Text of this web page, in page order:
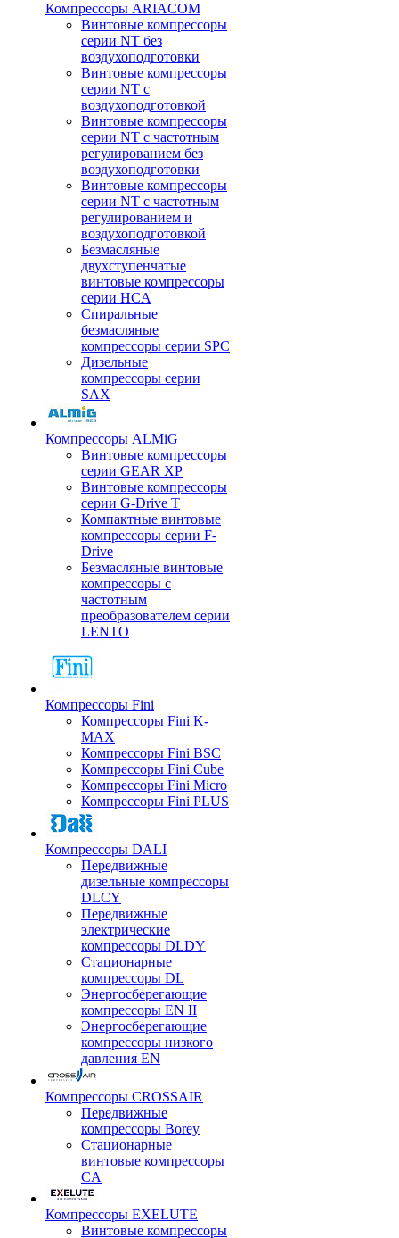
Компрессоры ARIACOM
Винтовые компрессоры
серии NT без
воздухоподготовки
Винтовые компрессоры
серии NT c
воздухоподготовкой
Винтовые компрессоры
серии NT с частотным
регулированием без
воздухоподготовки
Винтовые компрессоры
серии NT с частотным
регулированием и
воздухоподготовкой
Безмасляные
двухступенчатые
винтовые компрессоры
серии HCA
Спиральные
безмасляные
компрессоры серии SPC
Дизельные
компрессоры серии
SAX
Компрессоры ALMiG
Винтовые компрессоры
серии GEAR XP
Винтовые компрессоры
серии G-Drive T
Компактные винтовые
компрессоры серии F-
Drive
Безмасляные винтовые
компрессоры с
частотным
преобразователем серии
LENTO
Компрессоры Fini
Компрессоры Fini K-
MAX
Компрессоры Fini BSC
Компрессоры Fini Cube
Компрессоры Fini Micro
Компрессоры Fini PLUS
Компрессоры DALI
Передвижные
дизельные компрессоры
DLCY
Передвижные
электрические
компрессоры DLDY
Стационарные
компрессоры DL
Энергосберегающие
компрессоры EN II
Энергосберегающие
компрессоры низкого
давления EN
Компрессоры CROSSAIR
Передвижные
компрессоры Borey
Стационарные
винтовые компрессоры
CA
Компрессоры EXELUTE
Винтовые компрессоры